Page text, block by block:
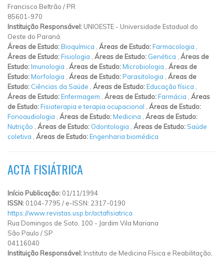
Francisco Beltrão / PR
85601-970
Instituição Responsável: UNIOESTE - Universidade Estadual do
Oeste do Paraná.
Áreas de Estudo:Bioquímica Áreas de Estudo:Farmacologia
Áreas de Estudo:Fisiologia Áreas de Estudo: Genética
Áreas de
Estudo:Imunologia Áreas de Estudo:Microbiologia
Áreas de
Estudo:Morfologia Áreas de Estudo:Parasitologia
Áreas de
Estudo: Ciências da Saúde Áreas de Estudo:Educação física
Áreas de Estudo:Enfermagem Áreas de Estudo:Farmácia
Áreas
de Estudo:Fisioterapia e terapia ocupacional
Áreas de Estudo:
Fonoaudiologia
Áreas de Estudo:Medicina
Áreas de Estudo:
Nutrição
Áreas de Estudo: Odontologia Áreas de Estudo:Saúde
coletiva
Áreas de Estudo:Engenharia biomédica
ACTA FISIÁTRICA
Início Publicação: 01/11/1994
ISSN: 0104-7795 / e-ISSN: 2317-0190
https://www.revistas.usp.br/actafisiatrica
Rua Domingos de Soto, 100 - Jardim Vila Mariana
São Paulo / SP
04116040
Instituição Responsável: Instituto de Medicina Física e Reabilitação,